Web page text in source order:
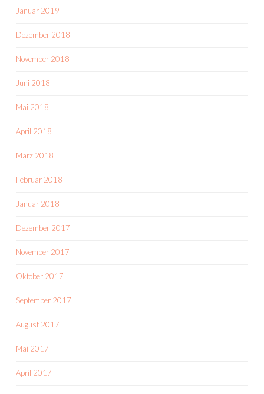
Januar 2019
Dezember 2018
November 2018
Juni 2018
Mai 2018
April 2018
März 2018
Februar 2018
Januar 2018
Dezember 2017
November 2017
Oktober 2017
September 2017
August 2017
Mai 2017
April 2017